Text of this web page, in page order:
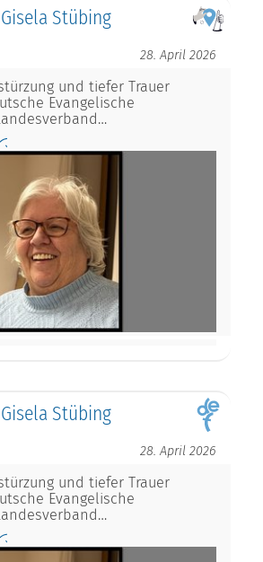
Stübing
28. April 2026
und tiefer Trauer
Evangelische
Stübing
28. April 2026
und tiefer Trauer
Evangelische